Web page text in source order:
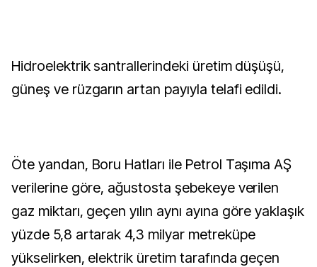
Hidroelektrik santrallerindeki üretim düşüşü,
güneş ve rüzgarın artan payıyla telafi edildi.
Öte yandan, Boru Hatları ile Petrol Taşıma AŞ
verilerine göre, ağustosta şebekeye verilen
gaz miktarı, geçen yılın aynı ayına göre yaklaşık
yüzde 5,8 artarak 4,3 milyar metreküpe
yükselirken, elektrik üretim tarafında geçen